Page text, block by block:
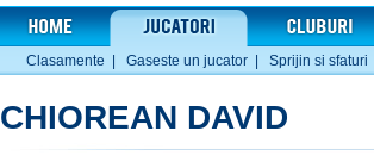
Clasamente Gaseste un jucator| Sprijin si sfaturi
CHIOREAN DAVID